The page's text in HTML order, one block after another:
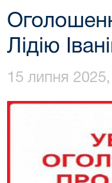
Лідію
15 липня